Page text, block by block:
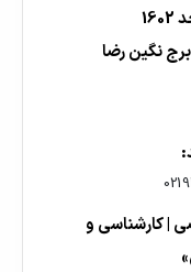
نگین رضا
کارشناسی و